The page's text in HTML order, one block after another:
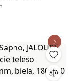
teleso 450x934